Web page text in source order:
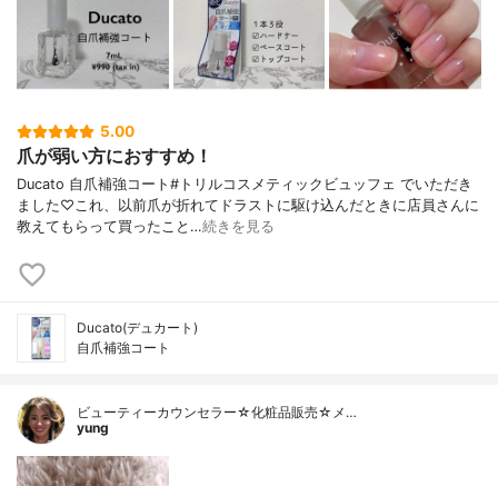
5.00
爪が弱い方におすすめ！
Ducato 自爪補強コート#トリルコスメティックビュッフェ でいただき
ました♡これ、以前爪が折れてドラストに駆け込んだときに店員さんに
教えてもらって買ったこと…続きを見る
Ducato(デュカート)
自爪補強コート
ビューティーカウンセラー☆化粧品販売☆メ…
yung